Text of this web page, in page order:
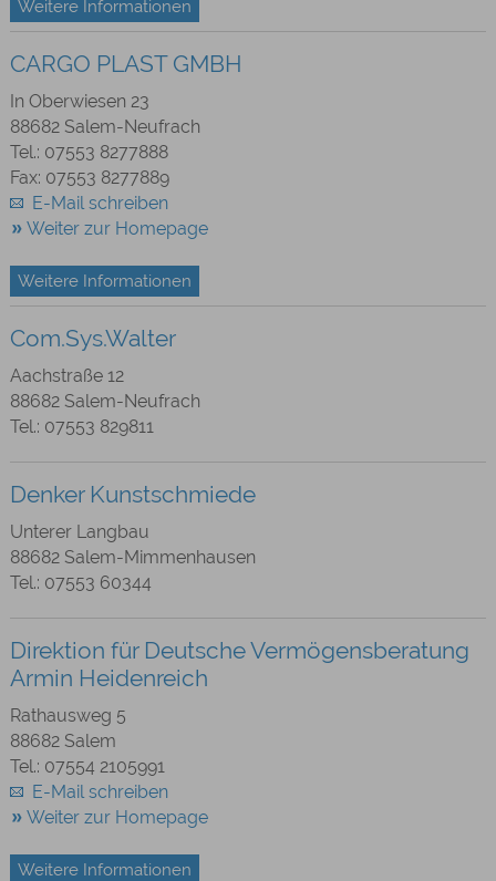
Weitere Informationen
CARGO PLAST GMBH
In Oberwiesen 23
88682 Salem-Neufrach
Tel.: 07553 8277888
Fax: 07553 8277889
E-Mail schreiben
Weiter zur Homepage
Weitere Informationen
Com.Sys.Walter
Aachstraße 12
88682 Salem-Neufrach
Tel.: 07553 829811
Denker Kunstschmiede
Unterer Langbau
88682 Salem-Mimmenhausen
Tel.: 07553 60344
Direktion für Deutsche Vermögensberatung
Armin Heidenreich
Rathausweg 5
88682 Salem
Tel.: 07554 2105991
E-Mail schreiben
Weiter zur Homepage
Weitere Informationen